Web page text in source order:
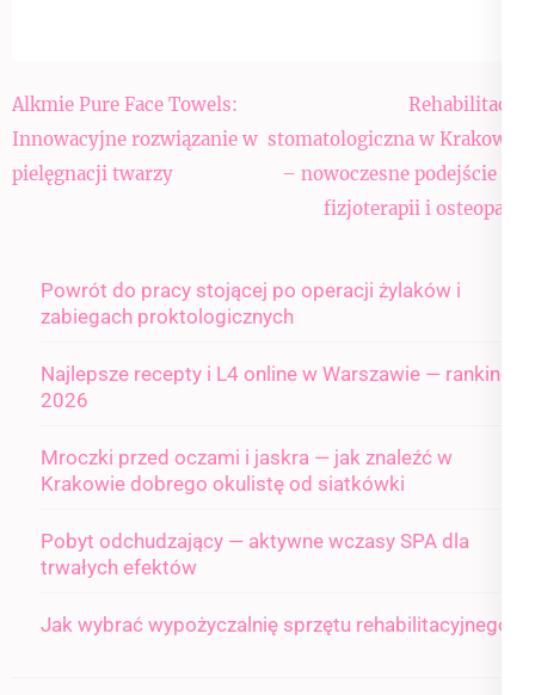
Nawigacja
wpisu
Alkmie Pure Face Towels:
Innowacyjne rozwiązanie w
pielęgnacji twarzy
Rehabilitacja
stomatologiczna w Krakowie
– nowoczesne podejście do
fizjoterapii i osteopatii
Powrót do pracy stojącej po operacji żylaków i
zabiegach proktologicznych
Najlepsze recepty i L4 online w Warszawie — ranking
2026
Mroczki przed oczami i jaskra — jak znaleźć w
Krakowie dobrego okulistę od siatkówki
Pobyt odchudzający — aktywne wczasy SPA dla
trwałych efektów
Jak wybrać wypożyczalnię sprzętu rehabilitacyjnego